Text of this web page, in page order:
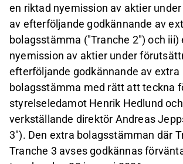
en riktad nyemission av aktier
av efterföljande godkännande av
bolagsstämma ("Tranche 2") och iii)
nyemission av aktier under
efterföljande godkännande av extra
bolagsstämma med rätt att teckna
styrelseledamot Henrik Hedlund
verkställande direktör Andreas
3"). Den extra bolagsstämman där
Tranche 3 avses godkännas